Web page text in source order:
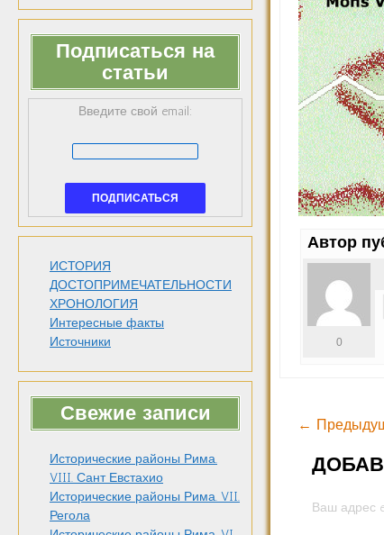
Подписаться на
статьи
Введите свой email:
ИСТОРИЯ
ДОСТОПРИМЕЧАТЕЛЬНОСТИ
ХРОНОЛОГИЯ
Интересные факты
Источники
Свежие записи
Исторические районы Рима.
VIII. Сант Евстахио
Исторические районы Рима. VII.
Регола
Автор
0
←
Ваш адрес